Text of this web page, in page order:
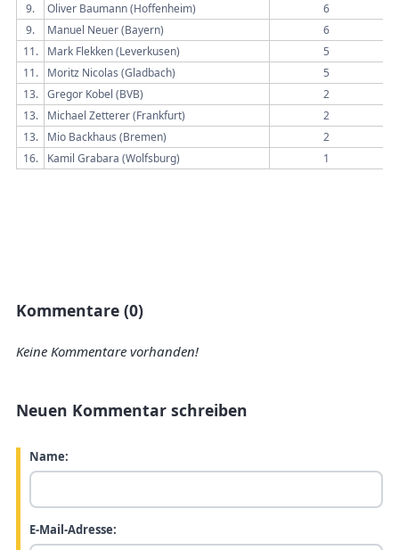
9.
Oliver Baumann (Hoffenheim)
6
9.
Manuel Neuer (Bayern)
6
11.
Mark Flekken (Leverkusen)
5
11.
Moritz Nicolas (Gladbach)
5
13.
Gregor Kobel (BVB)
2
13.
Michael Zetterer (Frankfurt)
2
13.
Mio Backhaus (Bremen)
2
16.
Kamil Grabara (Wolfsburg) 1
Kommentare (0)
Keine Kommentare vorhanden!
Neuen Kommentar schreiben
Name:
E-Mail-Adresse: